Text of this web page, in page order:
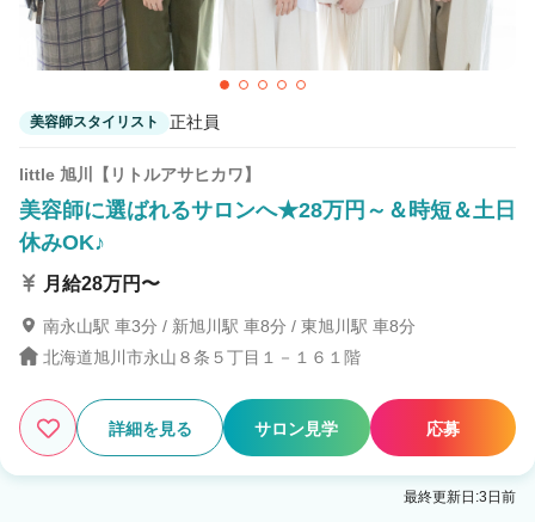
美容師スタイリスト 正社員
little 旭川【リトルアサヒカワ】
美容師に選ばれるサロンへ★28万円～＆時短＆土日
休みOK♪
月給28万円〜
南永山駅 車3分 / 新旭川駅 車8分 / 東旭川駅 車8分
北海道旭川市永山８条５丁目１－１６１階
詳細を見る サロン見学 応募
最終更新日:3日前